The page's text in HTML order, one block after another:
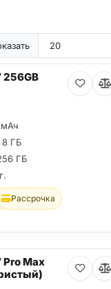
256GB
8 ГБ
ГБ
Рассрочка
Pro Max